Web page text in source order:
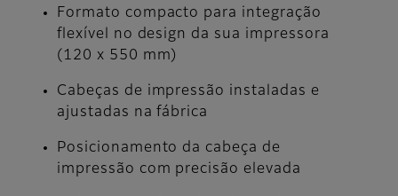
Formato compacto para integração
flexível no design da sua impressora
(120 x 550 mm)
Cabeças de impressão instaladas e
ajustadas na fábrica
Posicionamento da cabeça de
impressão com precisão elevada